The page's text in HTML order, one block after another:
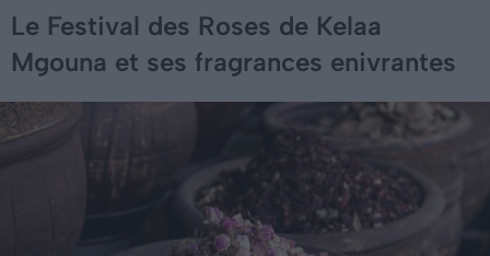
Le Festival des Roses de Kelaa
Mgouna et ses fragrances enivrantes